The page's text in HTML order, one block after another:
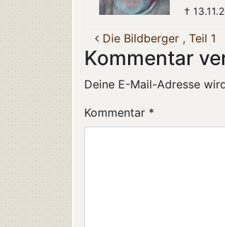
†
Die Bildberger , Teil 1
Kommentar
Deine E-Mail-Adresse
Kommentar *